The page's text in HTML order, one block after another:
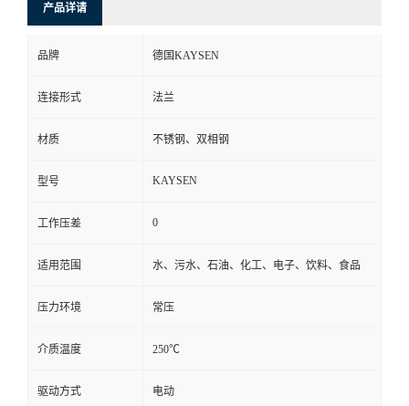
产品详请
品牌 德国KAYSEN
连接形式 法兰
材质 不锈钢、双相钢
型号 KAYSEN
工作压差 0
适用范围 水、污水、石油、化工、电子、饮料、食品
压力环境 常压
介质温度 250℃
驱动方式 电动